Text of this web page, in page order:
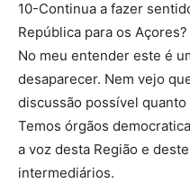
10-Continua a fazer
República para os Açores?
No meu entender este é
desaparecer. Nem vejo
discussão possível quanto
Temos órgãos
a voz desta Região e
intermediários.